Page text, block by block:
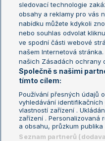
Aktualní trendy
Fotbalové přestupy
Livesport Daily
LS Prague Open
Podmínky užití
GDPR a žurnalistika
Kontakt
sledovací technologie
obsahy a reklamy pro vás
nabídku můžete kdykoli
nebo souhlas odvolat
ve spodní části webové
našem Internetová
našich Zásadách ochrany
Společně s našimi
tímto cílem:
Používání přesných údajů
vyhledávání
vlastností zařízení .
zařízení . Personalizovaná
a obsahu, průzkum
Seznam partnerů